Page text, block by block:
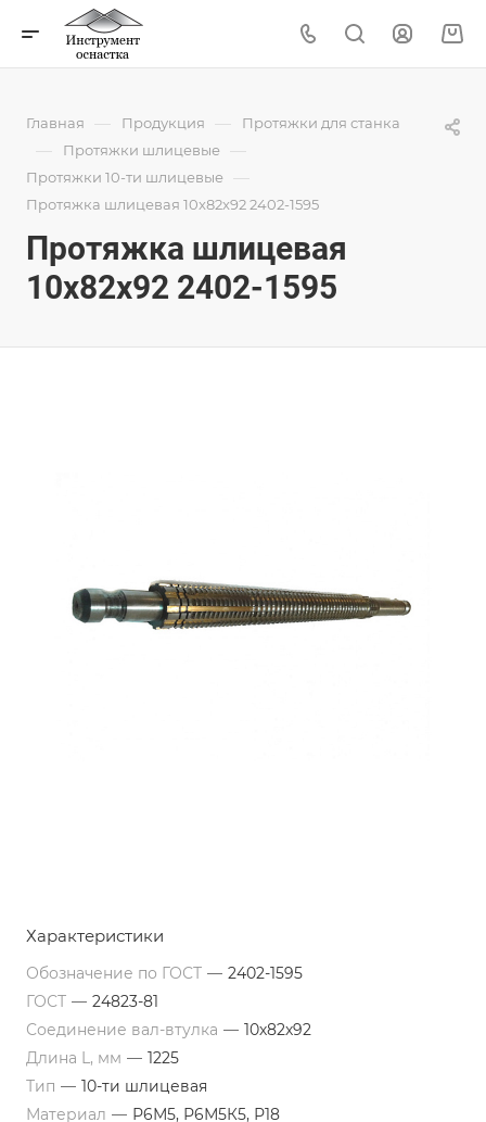
Главная — Продукция — Протяжки для станка
— Протяжки шлицевые —
Протяжки 10-ти шлицевые —
Протяжка шлицевая 10x82x92 2402-1595
Протяжка шлицевая
10x82x92 2402-1595
Характеристики
Обозначение по ГОСТ — 2402-1595
ГОСТ — 24823-81
Соединение вал-втулка — 10х82х92
Длина L, мм — 1225
Тип — 10-ти шлицевая
Материал — Р6М5, Р6М5К5, Р18